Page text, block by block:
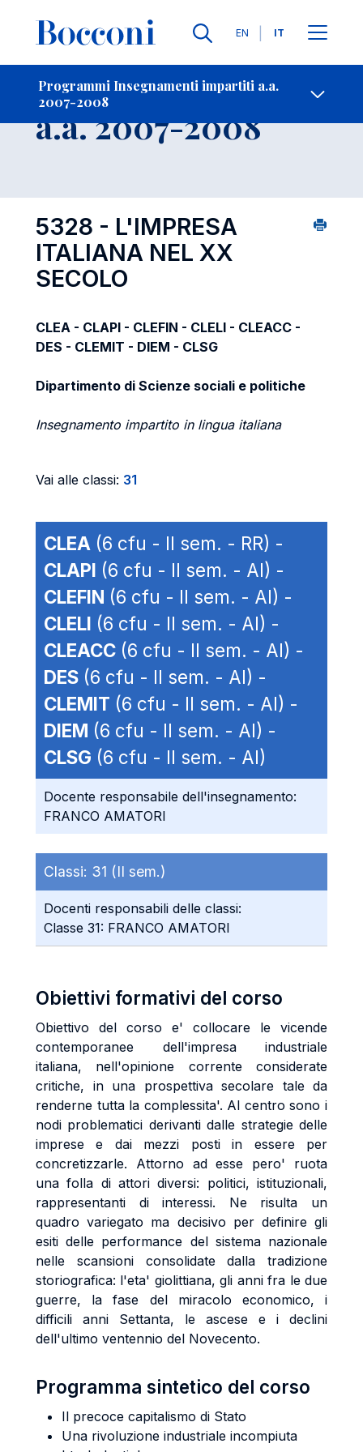
Lingue
EN IT
Programmi Insegnamenti impartiti a.a.
2007-2008
-
Insegnamento
a.a. 2007-2008
5328 - L'IMPRESA
ITALIANA NEL XX
SECOLO
CLEA - CLAPI - CLEFIN - CLELI - CLEACC -
DES - CLEMIT - DIEM - CLSG
Dipartimento di Scienze sociali e politiche
Insegnamento impartito in lingua italiana
Vai alle classi: 31
CLEA (6 cfu - II sem. - RR) -
CLAPI (6 cfu - II sem. - AI) -
CLEFIN (6 cfu - II sem. - AI) -
CLELI (6 cfu - II sem. - AI) -
CLEACC (6 cfu - II sem. - AI) -
DES (6 cfu - II sem. - AI) -
CLEMIT (6 cfu - II sem. - AI) -
DIEM (6 cfu - II sem. - AI) -
CLSG (6 cfu - II sem. - AI)
Docente responsabile dell'insegnamento:
FRANCO AMATORI
Classi: 31 (II sem.)
Docenti responsabili delle classi:
Classe 31: FRANCO AMATORI
Obiettivi formativi del corso
Obiettivo del corso e' collocare le vicende
contemporanee dell'impresa industriale
italiana, nell'opinione corrente considerate
critiche, in una prospettiva secolare tale da
renderne tutta la complessita'. Al centro sono i
nodi problematici derivanti dalle strategie delle
imprese e dai mezzi posti in essere per
concretizzarle. Attorno ad esse pero' ruota
una folla di attori diversi: politici, istituzionali,
rappresentanti di interessi. Ne risulta un
quadro variegato ma decisivo per definire gli
esiti delle performance del sistema nazionale
nelle scansioni consolidate dalla tradizione
storiografica: l'eta' giolittiana, gli anni fra le due
guerre, la fase del miracolo economico, i
difficili anni Settanta, le ascese e i declini
dell'ultimo ventennio del Novecento.
Programma sintetico del corso
Il precoce capitalismo di Stato
Una rivoluzione industriale incompiuta